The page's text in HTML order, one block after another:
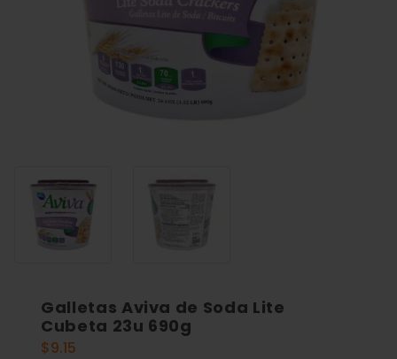
Galletas Aviva de Soda Lite
Cubeta 23u 690g
$9.15